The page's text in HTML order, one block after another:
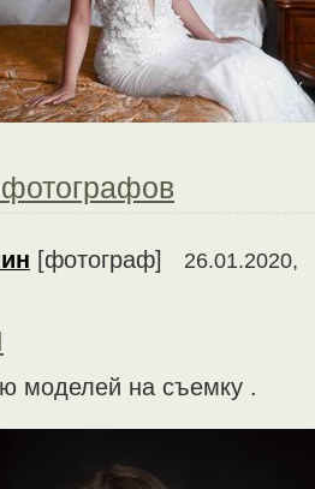
[фотограф]
26.01.2020,
моделей на съемку .